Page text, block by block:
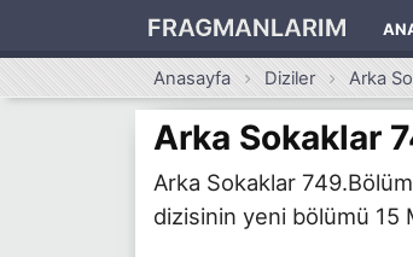
FRAGMANLARIM
Anasayfa Diziler Arka
Arka Sokaklar
Arka Sokaklar
dizisinin yeni bölümü 15